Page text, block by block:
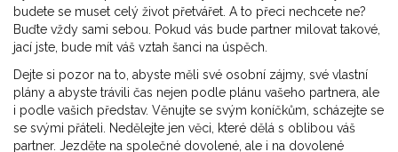
budete se muset celý život přetvářet. A to přeci nechcete ne?
Buďte vždy sami sebou. Pokud vás bude partner milovat takové,
jací jste, bude mít váš vztah šanci na úspěch.
Dejte si pozor na to, abyste měli své osobní zájmy, své vlastní
plány a abyste trávili čas nejen podle plánu vašeho partnera, ale
i podle vašich představ. Věnujte se svým koníčkům, scházejte se
se svými přáteli. Nedělejte jen věci, které dělá s oblibou váš
partner. Jezděte na společné dovolené, ale i na dovolené